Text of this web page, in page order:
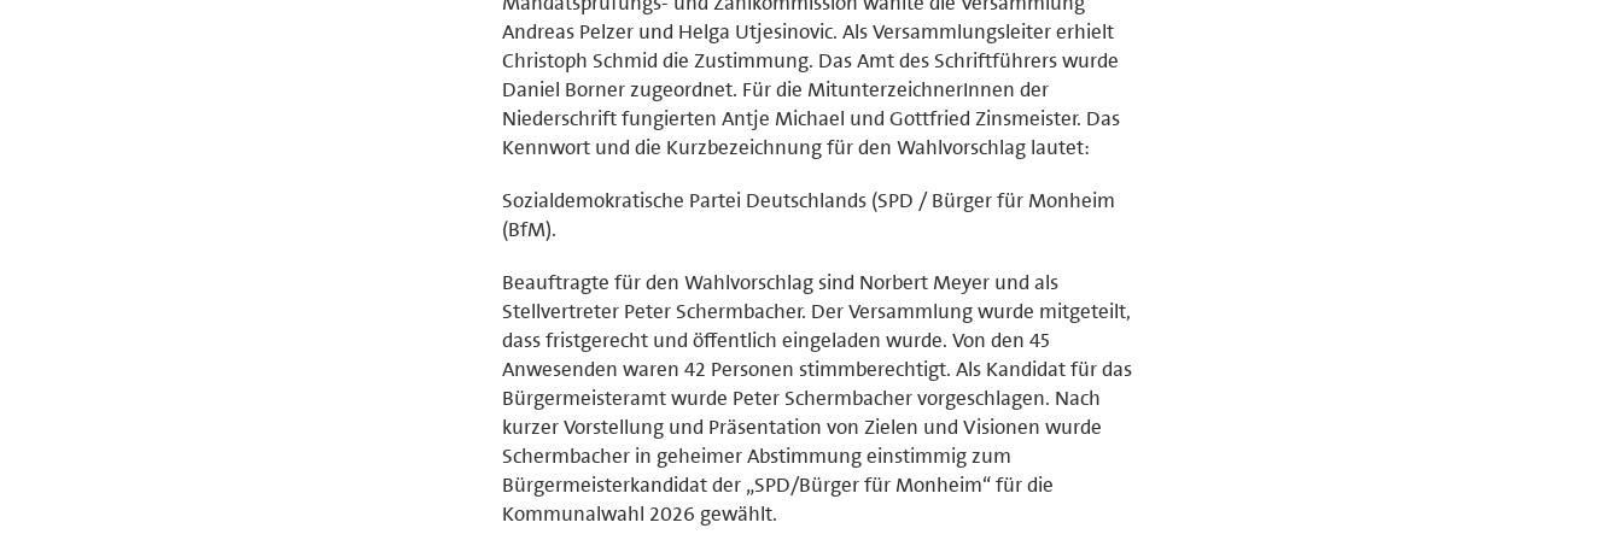
Andreas Pelzer und Helga Utjesinovic. Als Versammlungsleiter erhielt
Christoph Schmid die Zustimmung. Das Amt des Schriftführers wurde
Daniel Borner zugeordnet. Für die MitunterzeichnerInnen der
Niederschrift fungierten Antje Michael und Gottfried Zinsmeister. Das
Kennwort und die Kurzbezeichnung für den Wahlvorschlag lautet:
Sozialdemokratische Partei Deutschlands (SPD / Bürger für Monheim
(BfM).
Beauftragte für den Wahlvorschlag sind Norbert Meyer und als
Stellvertreter Peter Schermbacher. Der Versammlung wurde mitgeteilt,
dass fristgerecht und öffentlich eingeladen wurde. Von den 45
Anwesenden waren 42 Personen stimmberechtigt. Als Kandidat für das
Bürgermeisteramt wurde Peter Schermbacher vorgeschlagen. Nach
kurzer Vorstellung und Präsentation von Zielen und Visionen wurde
Schermbacher in geheimer Abstimmung einstimmig zum
Bürgermeisterkandidat der „SPD/Bürger für Monheim“ für die
Kommunalwahl 2026 gewählt.